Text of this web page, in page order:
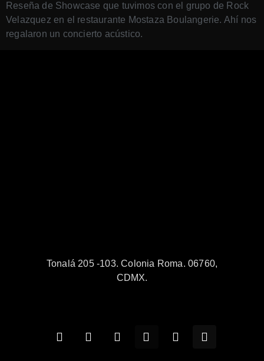
Reseña de Showcase que tuvimos con el grupo de Rock
Velazquez en el restaurante Mostaza Boulangerie. Ahí nos
regalaron un concierto acústico.
Tonalá 205 -103. Colonia Roma. 06760,
CDMX.